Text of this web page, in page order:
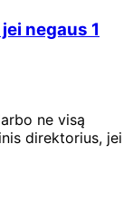
negaus 1
ne visą
direktorius, jei